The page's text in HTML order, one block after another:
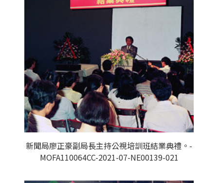
新聞局廖正豪副局長主持公視培訓班結業典禮。-
MOFA110064CC-2021-07-NE00139-021